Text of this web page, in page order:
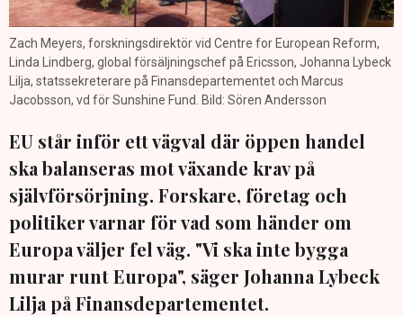
Zach Meyers, forskningsdirektör vid Centre for European Reform,
Linda Lindberg, global försäljningschef på Ericsson, Johanna Lybeck
Lilja, statssekreterare på Finansdepartementet och Marcus
Jacobsson, vd för Sunshine Fund. Bild: Sören Andersson
EU står inför ett vägval där öppen handel
ska balanseras mot växande krav på
självförsörjning. Forskare, företag och
politiker varnar för vad som händer om
Europa väljer fel väg. "Vi ska inte bygga
murar runt Europa", säger Johanna Lybeck
Lilja på Finansdepartementet.